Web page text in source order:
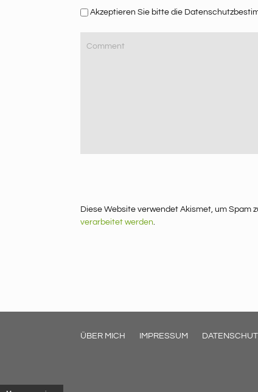
Akzeptieren Sie bitte die
Diese Website verwendet Akismet, um Spam
verarbeitet werden.
ÜBER MICH IMPRESSUM